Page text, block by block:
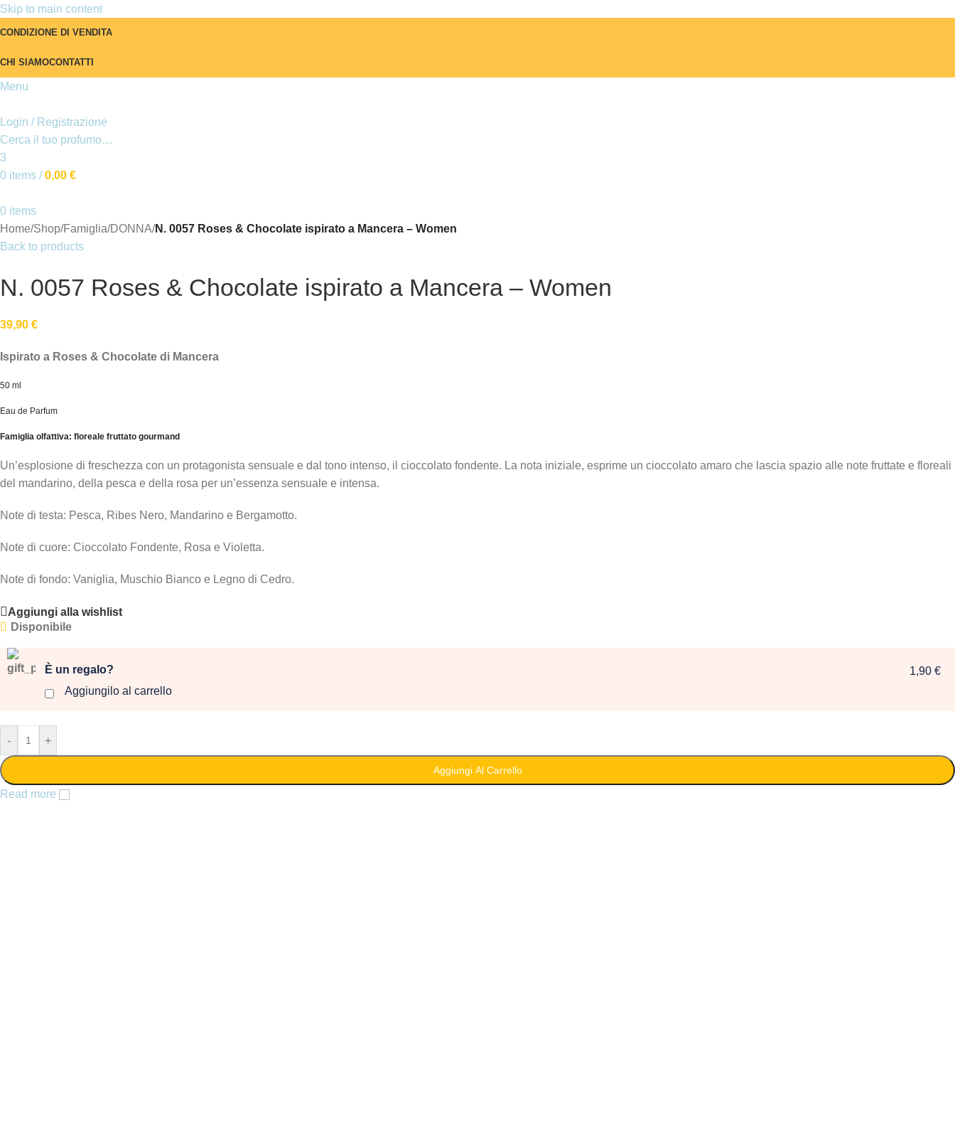
Skip to main content
CONDIZIONE DI VENDITA
CHI SIAMOCONTATTI
Menu
Login / Registrazione
Cerca il tuo profumo…
3
0 items / 0,00 €
0 items
Home/Shop/Famiglia/DONNA/N. 0057 Roses & Chocolate ispirato a Mancera – Women
Back to products
N. 0057 Roses & Chocolate ispirato a Mancera – Women
39,90 €
Ispirato a Roses & Chocolate di Mancera
50 ml
Eau de Parfum
Famiglia olfattiva: floreale fruttato gourmand
Un’esplosione di freschezza con un protagonista sensuale e dal tono intenso, il cioccolato fondente. La nota iniziale, esprime un cioccolato amaro che lascia spazio alle note fruttate e floreali
del mandarino, della pesca e della rosa per un’essenza sensuale e intensa.
Note di testa: Pesca, Ribes Nero, Mandarino e Bergamotto.
Note di cuore: Cioccolato Fondente, Rosa e Violetta.
Note di fondo: Vaniglia, Muschio Bianco e Legno di Cedro.
Aggiungi alla wishlist
Disponibile
È un regalo?
Aggiungilo al carrello
1,90 €
- +
Aggiungi Al Carrello
Read more